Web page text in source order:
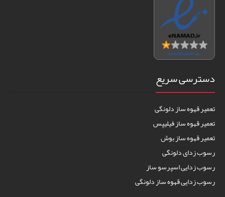
دسترسی سریع
تعمیر قهوه ساز دلونگی
تعمیر قهوه ساز فیلیپس
تعمیر قهوه ساز بوش
رسوب زدای دلونگی
رسوب زدایی اسپرسو ساز
رسوب زدایی قهوه ساز دلونگی